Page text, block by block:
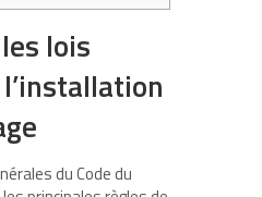
lois
du Code du